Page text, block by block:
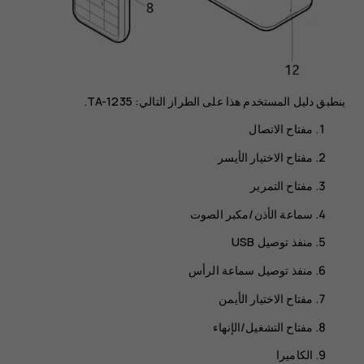
ينطبق دليل المستخدم هذا على الطراز التالي: TA-1235.
مفتاح الاتصال
مفتاح الاختيار الأيسر
مفتاح التمرير
سماعة الأذن/مكبر الصوت
منفذ توصيل USB
منفذ توصيل سماعة الرأس
مفتاح الاختيار الأيمن
مفتاح التشغيل/الإنهاء
الكاميرا